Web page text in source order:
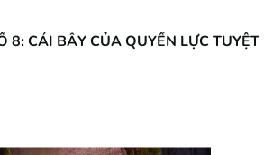
8: CÁI BẪY CỦA QUYỀN LỰC TUYỆT